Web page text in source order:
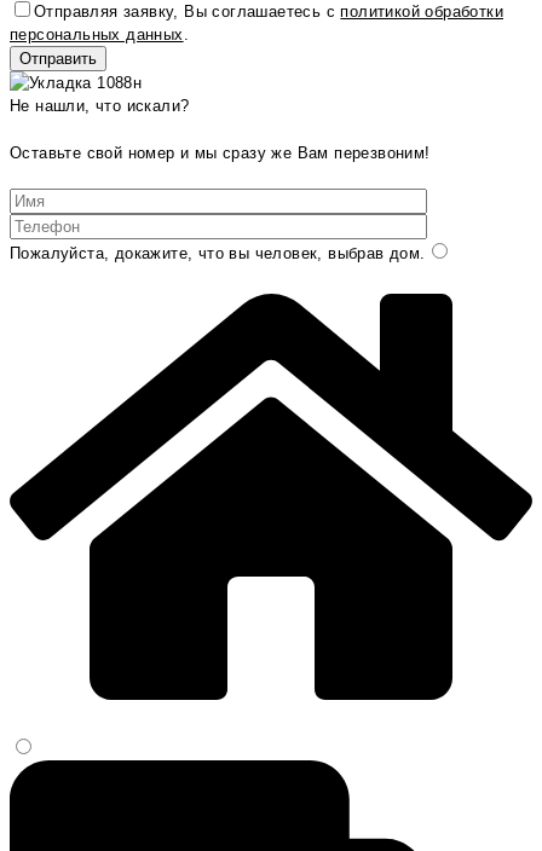
Отправляя заявку, Вы соглашаетесь сполитикой обработки
персональных данных
Не нашли, что искали?
Оставьте свой номер и мы сразу же Вам перезвоним!
Пожалуйста, докажите, что вы человек, выбрав дом